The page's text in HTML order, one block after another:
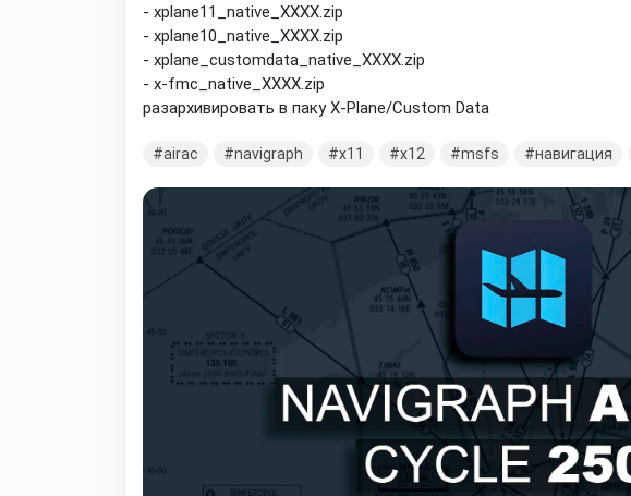
- xplane11_native_XXXX.zip
- xplane10_native_XXXX.zip
- xplane_customdata_native_XXXX.zip
- x-fmc_native_XXXX.zip
разархивировать в паку X-Plane/Custom Data
airac navigraph x11 x12 msfs навигация